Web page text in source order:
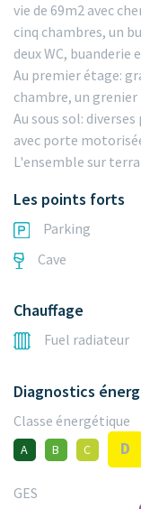
vie de 69m2 avec
cinq chambres, un
deux WC,
Au premier étage:
chambre, un
Au sous sol:
avec porte
L'ensemble sur
Les points forts
Parking
Cave
Chauffage
Fuel radiateur
Diagnostics
Classe énergétique
A B C D
GES